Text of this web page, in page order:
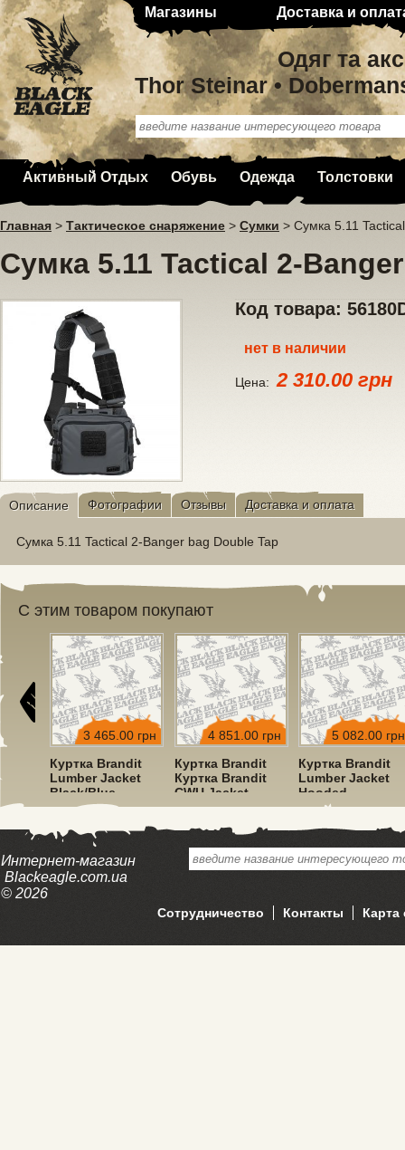
Магазины Доставка и
Одяг та
Thor Steinar •
Активный Отдых Обувь Одежда Толстовки
Главная > Тактическое снаряжение > Сумки > Сумка 5.11
Сумка 5.11 Tactical 2-
Код товара:
нет в наличии
Цена: 2 310.00 грн
Описание Фотографии Отзывы Доставка и оплата
Сумка 5.11 Tactical 2-Banger bag Double Tap
С этим товаром покупают
грн
3 465.00 грн
Куртка Brandit
Lumber Jacket
Black/Blue
4 851.00 грн
Куртка Brandit
Куртка Brandit
CWU Jacket
Hooded Olive
5 082.00 грн
Куртка Brandit
Lumber Jacket
Hooded
Red/Black
Интернет-магазин
Blackeagle.com.ua
© 2026
Сотрудничество Контакты Карта